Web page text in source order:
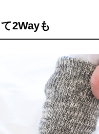
2Wayも